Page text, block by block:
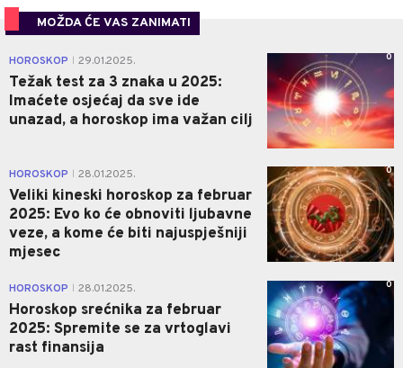
MOŽDA ĆE VAS ZANIMATI
HOROSKOP 29.01.2025.
Težak test za 3 znaka u 2025:
Imaćete osjećaj da sve ide
unazad, a horoskop ima važan cilj
0
HOROSKOP 28.01.2025.
Veliki kineski horoskop za februar
2025: Evo ko će obnoviti ljubavne
veze, a kome će biti najuspješniji
mjesec
0
HOROSKOP 28.01.2025.
Horoskop srećnika za februar
2025: Spremite se za vrtoglavi
rast finansija
0